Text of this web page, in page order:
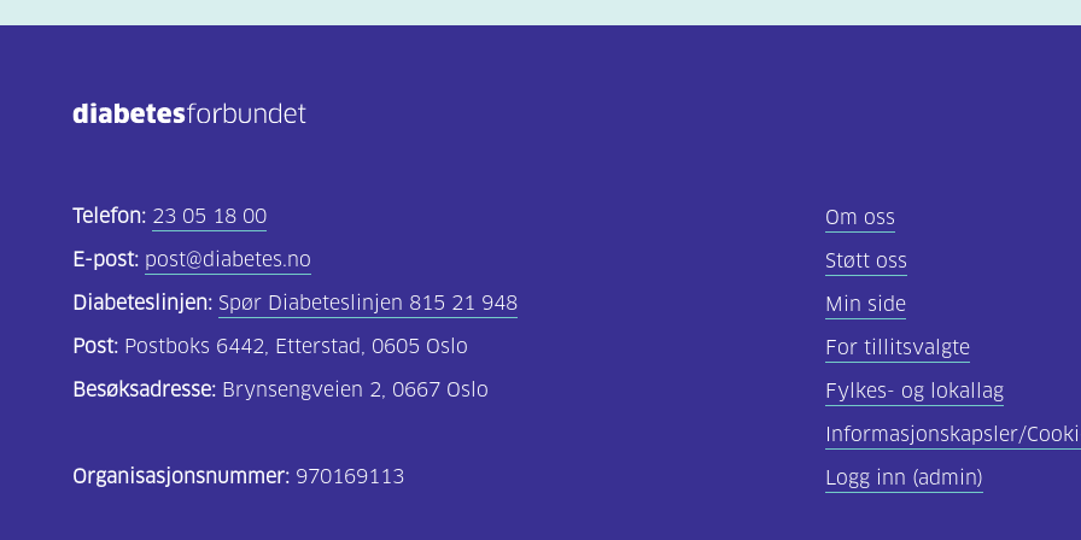
Telefon: 23 05 18 00
E-post: post@diabetes.no
Diabeteslinjen: Spør Diabeteslinjen 815 21 948
Post: Postboks 6442, Etterstad, 0605 Oslo
Besøksadresse: Brynsengveien 2, 0667 Oslo
Organisasjonsnummer: 970169113
Om oss
Støtt oss
Min side
For tillitsvalgte
Fylkes- og lokallag
Informasjonskapsler/
Logg inn (admin)